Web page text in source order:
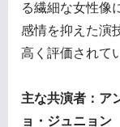
る繊細な女性像
感情を抑えた演
高く評価されて
主な共演者：ア
ョ・ジュニョン